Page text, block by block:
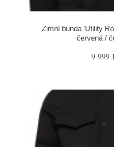
Zimní bunda 'Utility
červená /
9 999